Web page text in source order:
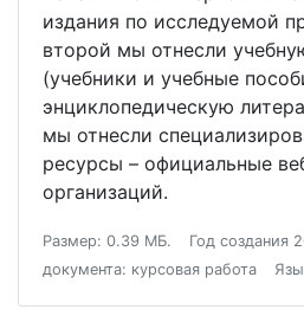
издания по исследуемой
второй мы отнесли
(учебники и учебные
энциклопедическую
мы отнесли
ресурсы – официальные
организаций.
Размер: 0.39 МБ. Год создания
документа: курсовая работа